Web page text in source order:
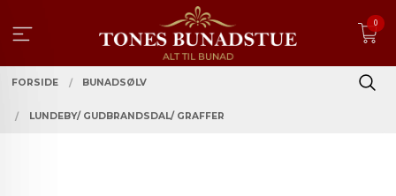
innholdet
0
FORSIDE BUNADSØLV
LUNDEBY/ GUDBRANDSDAL/ GRAFFER